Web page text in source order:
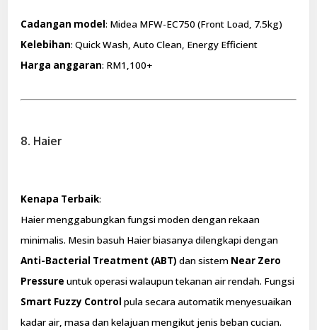
Cadangan model: Midea MFW-EC750 (Front Load, 7.5kg)
Kelebihan: Quick Wash, Auto Clean, Energy Efficient
Harga anggaran: RM1,100+
8. Haier
Kenapa Terbaik:
Haier menggabungkan fungsi moden dengan rekaan
minimalis. Mesin basuh Haier biasanya dilengkapi dengan
Anti-Bacterial Treatment (ABT) dan sistem Near Zero
Pressure untuk operasi walaupun tekanan air rendah. Fungsi
Smart Fuzzy Control pula secara automatik menyesuaikan
kadar air, masa dan kelajuan mengikut jenis beban cucian.